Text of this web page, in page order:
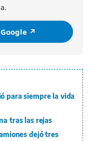
↗️
para siempre la vida
tras las rejas
dejó tres